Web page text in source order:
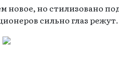
новое, но стилизовано
сильно глаз режут.